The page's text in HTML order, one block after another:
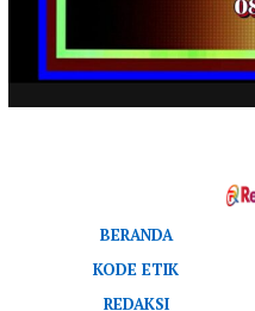
BERANDA
KODE ETIK
REDAKSI